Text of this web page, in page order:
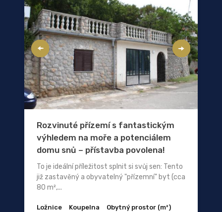
Rozvinuté přízemí s fantastickým
výhledem na moře a potenciálem
domu snů – přístavba povolena!
To je ideální příležitost splnit si svůj sen: Tento
již zastavěný a obyvatelný "přízemní" byt (cca
80 m²,...
Ložnice Koupelna Obytný prostor (m²)